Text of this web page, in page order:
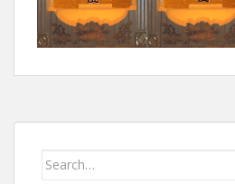
Search for: